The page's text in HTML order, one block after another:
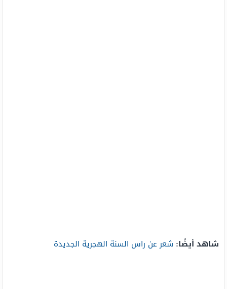
شاهد أيضًا: شعر عن راس السنة الهجرية الجديدة